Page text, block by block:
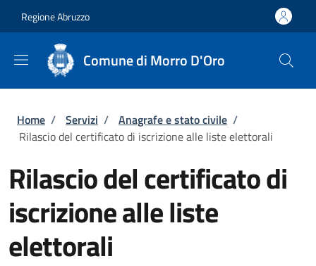
Regione Abruzzo
Comune di Morro D'Oro
Briciole di pane
Home / Servizi / Anagrafe e stato civile /
Rilascio del certificato di iscrizione alle liste elettorali
Rilascio del certificato di
iscrizione alle liste
elettorali